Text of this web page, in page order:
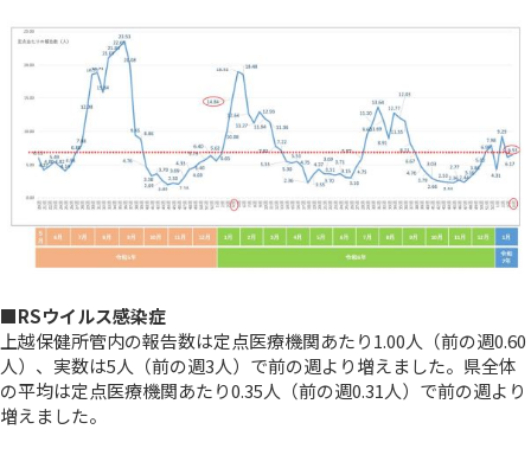
■RSウイルス感染症
上越保健所管内の報告数は定点医療機関あたり1.00人（前の週0.60
人）、実数は5人（前の週3人）で前の週より増えました。県全体
の平均は定点医療機関あたり0.35人（前の週0.31人）で前の週より
増えました。